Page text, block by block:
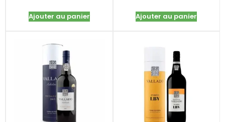
Ajouter au panier Ajouter au panier